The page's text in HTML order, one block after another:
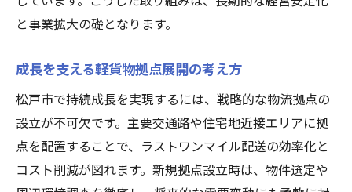
と事業拡大の礎となります。
成長を支える軽貨物拠点展開の考え方
松戸市で持続成長を実現するには、戦略的な物流拠点の
設立が不可欠です。主要交通路や住宅地近接エリアに拠
点を配置することで、ラストワンマイル配送の効率化と
コスト削減が図れます。新規拠点設立時は、物件選定や